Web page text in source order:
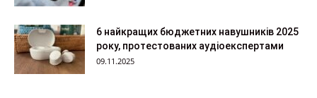
6 найкращих бюджетних навушників 2025
року, протестованих аудіоекспертами
09.11.2025